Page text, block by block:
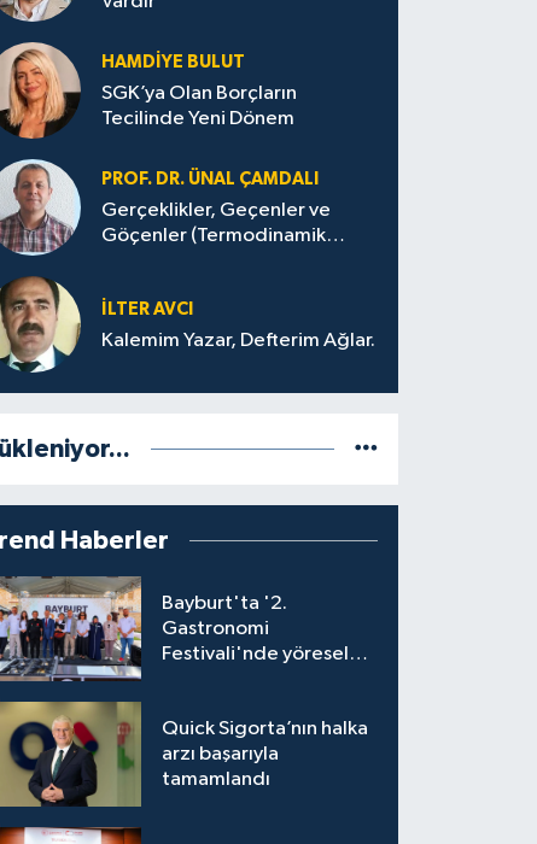
HAMDIYE BULUT
SGK’ya Olan Borçların
Tecilinde Yeni Dönem
PROF. DR. ÜNAL ÇAMDALI
Gerçeklikler, Geçenler ve
Göçenler (Termodinamik
İLTER AVCI
Kalemim Yazar, Defterim Ağlar.
Haberler
Bayburt'ta '2.
Gastronomi
Festivali'nde yöresel
Quick Sigorta’nın halka
arzı başarıyla
tamamlandı